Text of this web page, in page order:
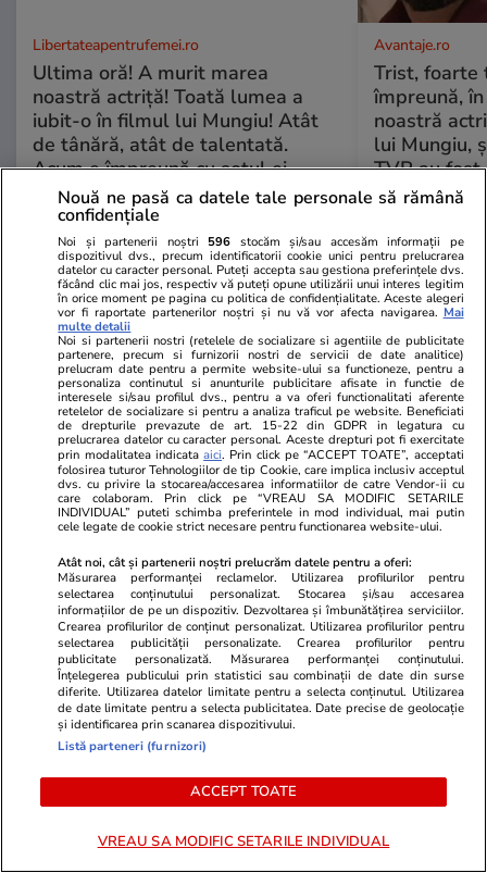
Libertateapentrufemei.ro
Ultima oră! A murit marea
noastră actriță! Toată lumea a
iubit-o în filmul lui Mungiu! Atât
de tânără, atât de talentată.
Acum e împreună cu soțul ei,
regretatul realizator de la TVR
Avantaje.ro
Trist, foarte
împreună,
noastră
lui Mungiu,
TVR au
până când
ȘTIRI ROMÂNIA
Exclusiv
Știri România 19:40
Proiectul de reformă a ANI
trimis de Cătălin Predoiu în
Parlament spune că declarațiile
de avere ale demnitarilor
rămân secrete. Reacția
ministrului interimar al Justiției
Grindeanu spune că Drulă e
ministrul informal al
Transporturilor: „Cereți registrul
de intrare și ieșire”. Replica
fostului președinte al USR
PARTENERI
Nouă ne pasă ca datele tale personale să rămână
confidențiale
Noi și partenerii noștri 596 stocăm și/sau accesăm informații pe
dispozitivul dvs., precum identificatorii cookie unici pentru prelucrarea
datelor cu caracter personal. Puteți accepta sau gestiona preferințele dvs.
făcând clic mai jos, respectiv vă puteți opune utilizării unui interes legitim
în orice moment pe pagina cu politica de confidențialitate. Aceste alegeri
vor fi raportate partenerilor noștri și nu vă vor afecta navigarea. Mai
multe detalii
Noi si partenerii nostri (retelele de socializare si agentiile de publicitate
partenere, precum si furnizorii nostri de servicii de date analitice)
prelucram date pentru a permite website-ului sa functioneze, pentru a
personaliza continutul si anunturile publicitare afisate in functie de
interesele si/sau profilul dvs., pentru a va oferi functionalitati aferente
retelelor de socializare si pentru a analiza traficul pe website. Beneficiati
de drepturile prevazute de art. 15-22 din GDPR in legatura cu
prelucrarea datelor cu caracter personal. Aceste drepturi pot fi exercitate
prin modalitatea indicataaici. Prin click pe “ACCEPT TOATE”, acceptati
folosirea tuturor Tehnologiilor de tip Cookie, care implica inclusiv acceptul
dvs. cu privire la stocarea/accesarea informatiilor de catre Vendor-ii cu
care colaboram. Prin click pe “VREAU SA MODIFIC SETARILE
INDIVIDUAL” puteti schimba preferintele in mod individual, mai putin
cele legate de cookie strict necesare pentru functionarea website-ului.
Atât noi, cât și partenerii noștri prelucrăm datele pentru a oferi:
Măsurarea performanței reclamelor. Utilizarea profilurilor pentru
selectarea conținutului personalizat. Stocarea și/sau accesarea
informațiilor de pe un dispozitiv. Dezvoltarea și îmbunătățirea serviciilor.
Crearea profilurilor de conținut personalizat. Utilizarea profilurilor pentru
selectarea publicității personalizate. Crearea profilurilor pentru
publicitate personalizată. Măsurarea performanței conținutului.
Înțelegerea publicului prin statistici sau combinații de date din surse
diferite. Utilizarea datelor limitate pentru a selecta conținutul. Utilizarea
de date limitate pentru a selecta publicitatea. Date precise de geolocație
și identificarea prin scanarea dispozitivului.
Listă parteneri (furnizori)
ACCEPT TOATE
VREAU SA MODIFIC SETARILE INDIVIDUAL